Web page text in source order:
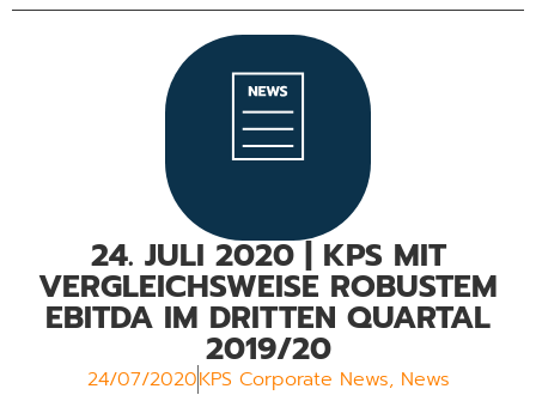
24. JULI 2020 | KPS MIT
VERGLEICHSWEISE ROBUSTEM
EBITDA IM DRITTEN QUARTAL
2019/20
24/07/2020KPS Corporate News, News